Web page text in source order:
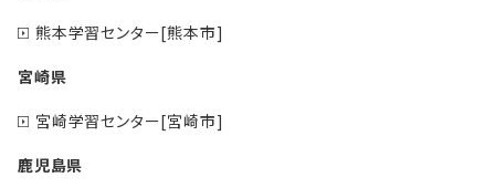
熊本学習センター[熊本市]
宮崎県
宮崎学習センター[宮崎市]
鹿児島県